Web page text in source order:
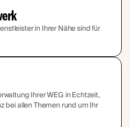
in Ihrer Nähe sind für
Ihrer WEG in Echtzeit,
bei allen Themen rund um Ihr